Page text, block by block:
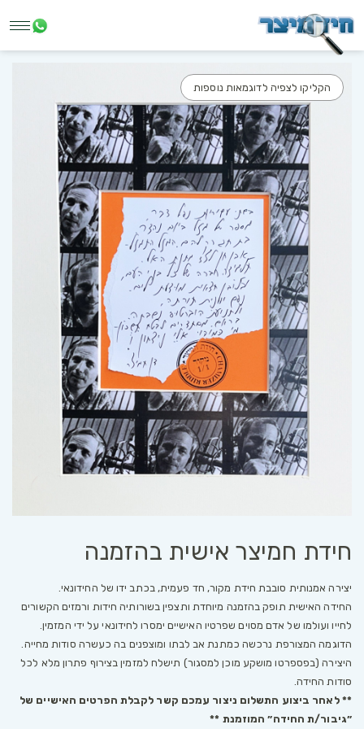
הקליקו לצפיה לדוגמאות נוספות
חידת חמיצר אישית בהזמנה
יצירה אמנותית סובבת חידת מקור, חד פעמית, בכתב ידו של החידונאי.
החידה האישית תופק בהזמנה מיוחדת ותצפין בשורותיה חידות ורמזים הקשורים
לחייו ועולמו של אדם מסוים שפרטיו האישיים ימסרו לחידונאי על ידי המזמין.
הדוגמה המצורפת נרכשה כמתנת אב לבתו ומוצפנים בה כעשרה סודות מחייה.
היצירה (בפספרטו מושקע מוכן למסגור) תישלח למזמין בצירוף פתרון מלא לכל
סודות החידה.
** לאחר ביצוע התשלום ניצור עמכם קשר לקבלת הפרטים האישיים של
״גיבור/ת החידה״ המוזמנת **